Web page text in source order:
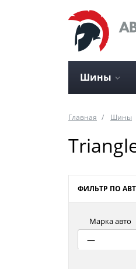
Шины
Главная Шины
ФИЛЬТР ПО
Марка авто
—